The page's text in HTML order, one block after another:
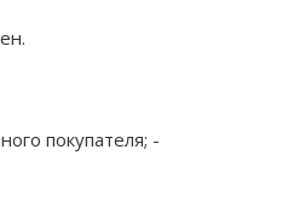
покупателя; -